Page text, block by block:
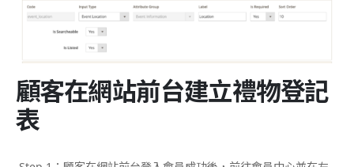
顧客在網站前台建立禮物登記
表